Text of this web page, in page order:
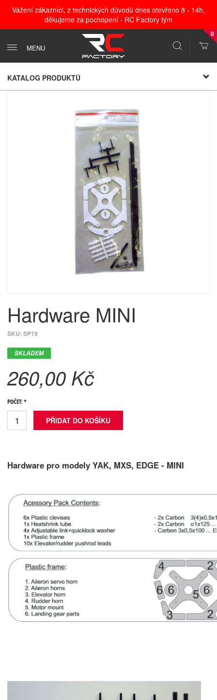
Vážení zákazníci, z technických důvodů dnes otevřeno 8 - 14h,
děkujeme za pochopení - RC Factory tým
MENU
0
KATALOG PRODUKTŮ
Hardware MINI
SKU: SP19
SKLADEM
260,00 Kč
POČET: *
Hardware pro modely YAK, MXS, EDGE - MINI